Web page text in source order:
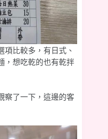
項比較多，有日式、
，想吃乾的也有乾拌
察了一下，這邊的客